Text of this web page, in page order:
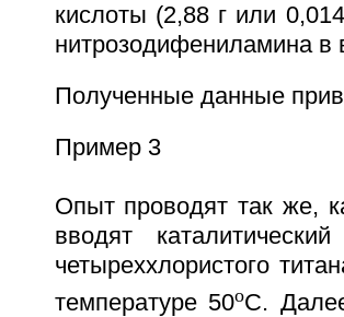
кислоты (2,88 г или
нитрозодифениламина в
Полученные данные
Пример 3
Опыт проводят так же,
вводят
четыреххлористого
температуре 50oС.